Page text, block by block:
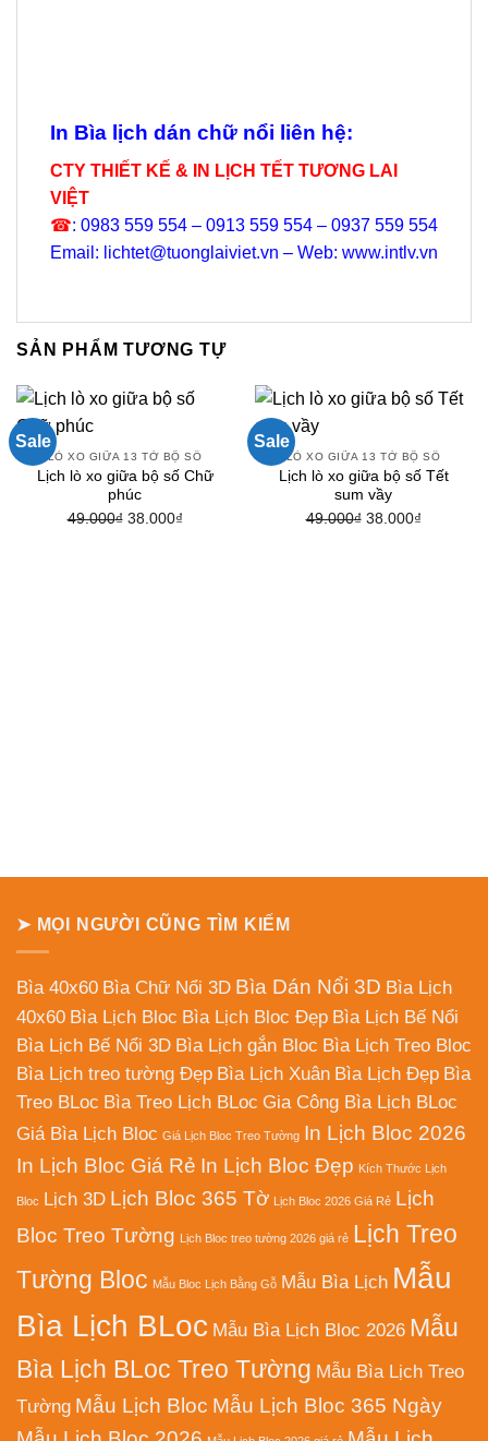
In Bìa lịch dán chữ nổi liên hệ:
CTY THIẾT KẾ & IN LỊCH TẾT TƯƠNG LAI
VIỆT
☎: 0983 559 554 – 0913 559 554 – 0937 559 554
Email: lichtet@tuonglaiviet.vn – Web: www.intlv.vn
SẢN PHẨM TƯƠNG TỰ
Sale
LÒ XO GIỮA 13 TỜ BỘ SỐ
Lịch lò xo giữa bộ số Chữ
phúc
49.000₫ Giá
38.000₫
Sale
LÒ XO GIỮA 13 TỜ BỘ SỐ
Lịch lò xo giữa bộ số Tết
sum vầy
49.000₫ Giá
38.000₫
➤ MỌI NGƯỜI CŨNG TÌM KIẾM
Bìa 40x60 Bìa Chữ Nổi 3D Bìa Dán Nổi 3D Bìa Lịch
40x60 Bìa Lịch Bloc Bìa Lịch Bloc Đẹp Bìa Lịch Bế Nổi
Bìa Lịch Bế Nổi 3D Bìa Lịch gắn Bloc Bìa Lịch Treo Bloc
Bìa Lịch treo tường Đẹp Bìa Lịch Xuân Bìa Lịch Đẹp Bìa
Treo BLoc Bìa Treo Lịch BLoc Gia Công Bìa Lịch BLoc
Giá Bìa Lịch Bloc Giá Lịch Bloc Treo Tường In Lịch Bloc 2026
In Lịch Bloc Giá Rẻ In Lịch Bloc Đẹp Kích Thước Lịch
Bloc Lịch 3D Lịch Bloc 365 Tờ Lịch Bloc 2026 Giá Rẻ Lịch
Bloc Treo Tường Lịch Bloc treo tường 2026 giá rẻ Lịch Treo
Tường Bloc Mẫu Bloc Lịch Bằng Gỗ Mẫu Bìa Lịch Mẫu
Bìa Lịch BLoc Mẫu Bìa Lịch Bloc 2026 Mẫu
Bìa Lịch BLoc Treo Tường Mẫu Bìa Lịch Treo
Tường Mẫu Lịch Bloc Mẫu Lịch Bloc 365 Ngày